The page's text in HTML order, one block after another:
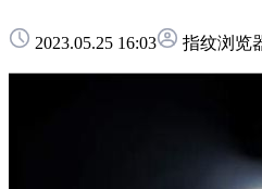
2023.05.25 16:03 指纹浏览